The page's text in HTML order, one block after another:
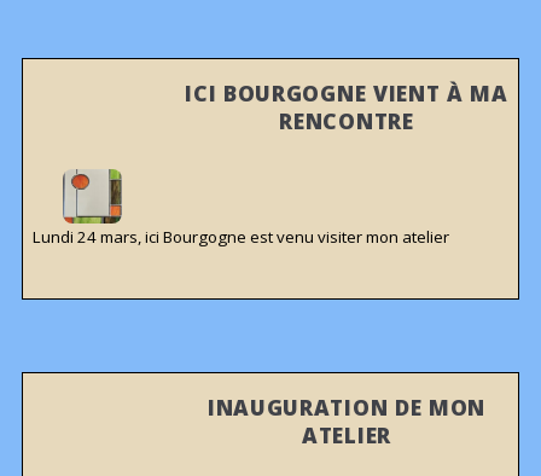
ICI BOURGOGNE VIENT À MA
RENCONTRE
Lundi 24 mars, ici Bourgogne est venu visiter mon atelier
INAUGURATION DE MON
ATELIER